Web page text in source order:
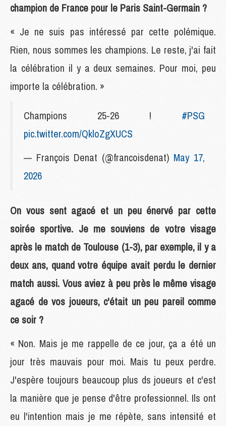
champion de France pour le Paris Saint-Germain ?
« Je ne suis pas intéressé par cette polémique.
Rien, nous sommes les champions. Le reste, j'ai fait
la célébration il y a deux semaines. Pour moi, peu
importe la célébration. »
Champions 25-26 ! #PSG
pic.twitter.com/QkloZgXUCS
— François Denat (@francoisdenat) May 17,
2026
On vous sent agacé et un peu énervé par cette
soirée sportive. Je me souviens de votre visage
après le match de Toulouse (1-3), par exemple, il y a
deux ans, quand votre équipe avait perdu le dernier
match aussi. Vous aviez à peu près le même visage
agacé de vos joueurs, c'était un peu pareil comme
ce soir ?
« Non. Mais je me rappelle de ce jour, ça a été un
jour très mauvais pour moi. Mais tu peux perdre.
J'espère toujours beaucoup plus ds joueurs et c'est
la manière que je pense d'être professionnel. Ils ont
eu l'intention mais je me répète, sans intensité et